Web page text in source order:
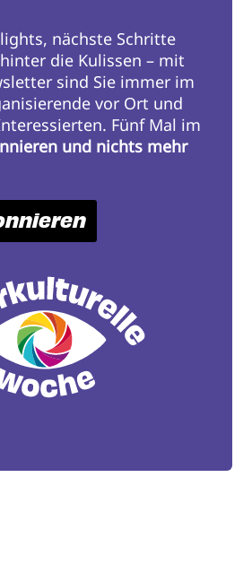
nächste Schritte
die Kulissen – mit
sind Sie immer im
vor Ort und
Fünf Mal im
und nichts mehr